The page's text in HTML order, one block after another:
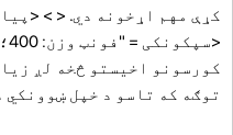
کړې مهم اړخونه دي. < >
کورسونو اخیستو څخه لږ
توګه که تاسو د خپل